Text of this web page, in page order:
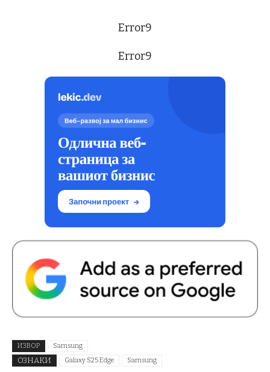
Error9
Error9
ИЗВОР Samsung
ОЗНАКИ Galaxy S25 Edge Samsung